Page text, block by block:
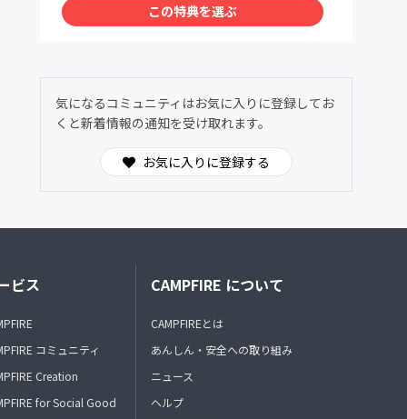
この特典を選ぶ
気になるコミュニティはお気に入りに登録してお
くと新着情報の通知を受け取れます。
お気に入りに登録する
ビス
コミュニティ
Creation
for Social Good
CAMPFIRE について
CAMPFIREとは
あんしん・安全への取り組み
ニュース
ヘルプ